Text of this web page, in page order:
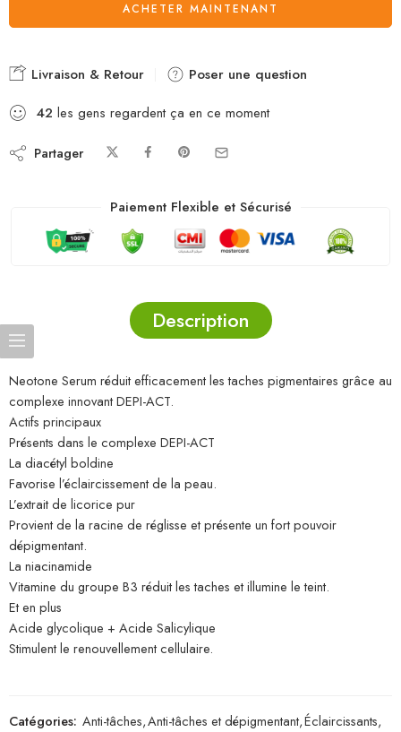
ACHETER MAINTENANT
Livraison & Retour
Poser une question
42 les gens regardent ça en ce moment
Partager
Paiement Flexible et Sécurisé
Description
Neotone Serum réduit efficacement les taches pigmentaires grâce au
complexe innovant DEPI-ACT.
Actifs principaux
Présents dans le complexe DEPI-ACT
La diacétyl boldine
Favorise l’éclaircissement de la peau.
L’extrait de licorice pur
Provient de la racine de réglisse et présente un fort pouvoir
dépigmentant.
La niacinamide
Vitamine du groupe B3 réduit les taches et illumine le teint.
Et en plus
Acide glycolique + Acide Salicylique
Stimulent le renouvellement cellulaire.
Catégories: Anti-tâches,Anti-tâches et dépigmentant,Éclaircissants,